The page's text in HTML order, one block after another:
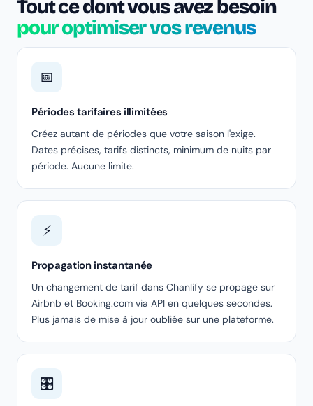
Tout ce dont vous avez besoin
pour optimiser vos revenus
📅
Périodes tarifaires illimitées
Créez autant de périodes que votre saison l'exige.
Dates précises, tarifs distincts, minimum de nuits par
période. Aucune limite.
⚡
Propagation instantanée
Un changement de tarif dans Chanlify se propage sur
Airbnb et Booking.com via API en quelques secondes.
Plus jamais de mise à jour oubliée sur une plateforme.
🎛️